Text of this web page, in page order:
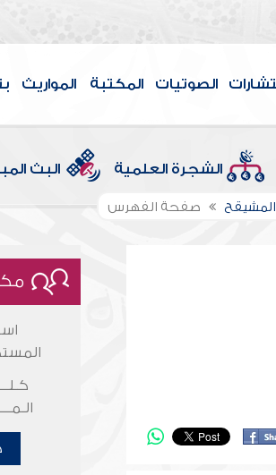
الصوتيات المكتبة المواريث
الشجرة العلمية البث
صفحة الفهرس